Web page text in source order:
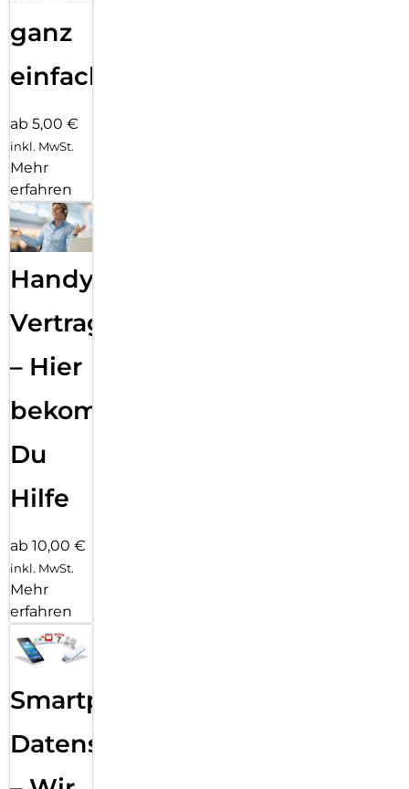
ganz
einfach
ab 5,00 €
inkl. MwSt.
Mehr
erfahren
Handy
Vertragsabwicklung
– Hier
bekommst
Du
Hilfe
ab 10,00 €
inkl. MwSt.
Mehr
erfahren
Smartphone
Datensicherung